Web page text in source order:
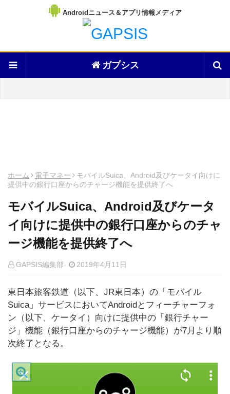
Androidニュース＆アプリ情報メディア
ガプシス
ホーム 電子マネー
モバイルSuica、Android及びケータイ向けに
提供中の銀行口座からのチャージ機能を提供終了へ
モバイルSuica、Android及びケータ
イ向けに提供中の銀行口座からのチャ
ージ機能を提供終了へ
GAPSIS編集部 2019年4月11日
東日本旅客鉄道（以下、JR東日本）の「モバイル
Suica」サービスにおいてAndroidとフィーチャーフォ
ン（以下、ケータイ）向けに提供中の「銀行チャー
ジ」機能（銀行口座からのチャージ機能）が7月より順
次終了となる。